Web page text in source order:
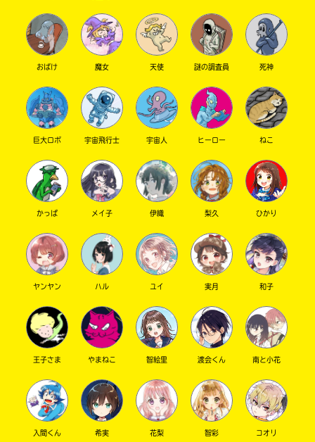
読める
このマチのことを
キミに
おばけ 魔女 天使 謎の調査員 死神
巨大ロボ 宇宙飛行士 宇宙人 ヒーロー ねこ
かっぱ メイ子 伊織 梨久 ひかり
ヤンヤン ハル ユイ 実月 和子
王子さま やまねこ 智絵里 渡会くん 南と小花
入間くん 希実 花梨 智彩 コオリ